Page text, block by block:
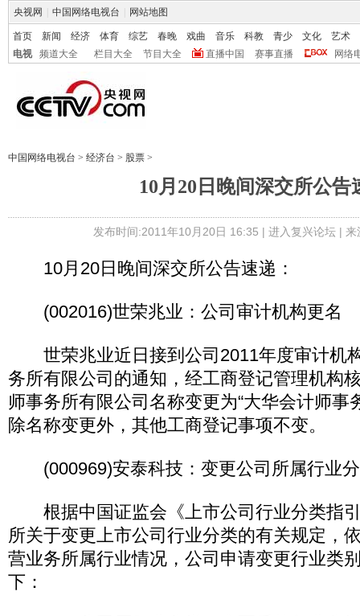
央视网 中国网络电视台 网站地图
首页 新闻 经济 体育 综艺 春晚 戏曲 音乐 科教 青少 文化
艺术
电视
频道大全 栏目大全 节目大全 直播中国 赛事直播 网络
中国网络电视台 > 经济台 > 股票 >
10月20日晚间深交所公告
发布时间:2011年10月20日 16:35 | 进入复兴论坛| 来
10月20日晚间深交所公告速递：
(002016)世荣兆业：公司审计机构更名
世荣兆业近日接到公司2011年度审计机
务所有限公司的通知，经工商登记管理机构
师事务所有限公司名称变更为“大华会计师事
除名称变更外，其他工商登记事项不变。
(000969)安泰科技：变更公司所属行业
根据中国证监会《上市公司行业分类指
所关于变更上市公司行业分类的有关规定，
营业务所属行业情况，公司申请变更行业类
下：